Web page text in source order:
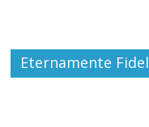
Eternamente Fidel